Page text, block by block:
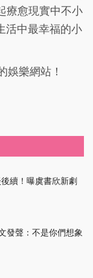
療愈現實中不小
活中最幸福的小
娛樂網站！
續！曝虞書欣新劇
發聲：不是你們想象